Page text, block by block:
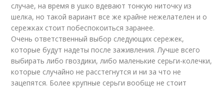
случае, на время в ушко вдевают тонкую ниточку из
шелка, но такой вариант все же крайне нежелателен и о
сережках стоит побеспокоиться заранее.
Очень ответственный выбор следующих сережек,
которые будут надеты после заживления. Лучше всего
выбирать либо гвоздики, либо маленькие серьги-колечки,
которые случайно не расстегнутся и ни за что не
зацепятся. Более крупные серьги вообще не стоит